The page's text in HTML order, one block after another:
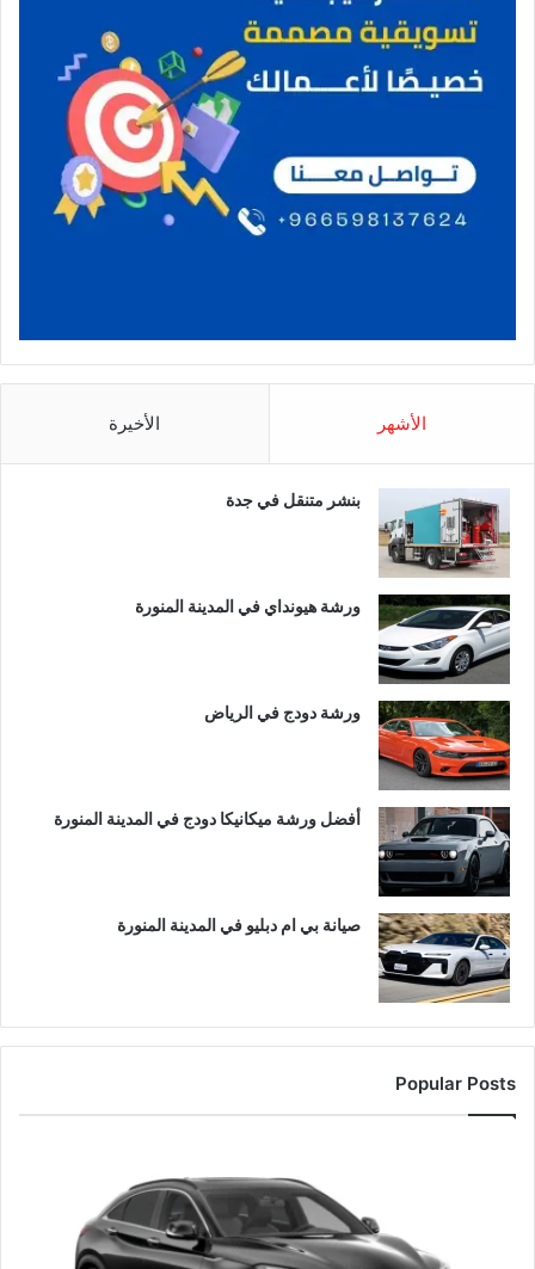
الأشهر الأخيرة
بنشر متنقل في جدة
ورشة هيونداي في المدينة المنورة
ورشة دودج في الرياض
أفضل ورشة ميكانيكا دودج في المدينة المنورة
صيانة بي ام دبليو في المدينة المنورة
Popular Posts